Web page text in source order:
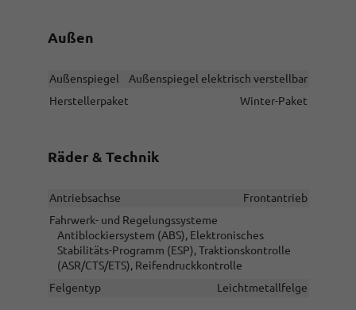
Außen
Außenspiegel
Außenspiegel elektrisch verstellbar
Herstellerpaket
Winter-Paket
Räder & Technik
Antriebsachse
Frontantrieb
Fahrwerk- und Regelungssysteme
Antiblockiersystem (ABS), Elektronisches
Stabilitäts-Programm (ESP), Traktionskontrolle
(ASR/CTS/ETS), Reifendruckkontrolle
Felgentyp
Leichtmetallfelge